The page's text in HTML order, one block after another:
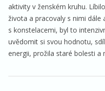
aktivity v ženském kruhu.
života a pracovaly s nimi dále
s konstelacemi, byl to
uvědomit si svou hodnotu,
energii, prožila staré bolesti a